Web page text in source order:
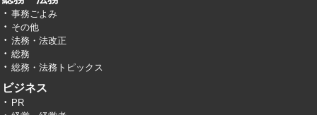
事務ごよみ
その他
法務・法改正
総務
総務・法務トピックス
ビジネス
PR